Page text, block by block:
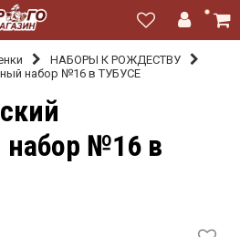
НАБОРЫ К РОЖДЕСТВУ
набор №16 в ТУБУСЕ
№16 в